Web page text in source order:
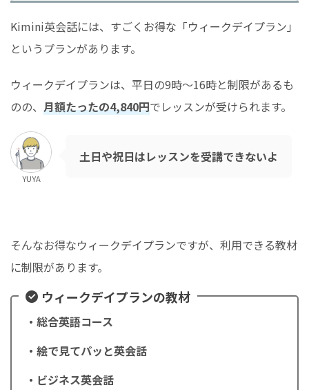
Kimini英会話には、すごくお得な「ウィークデイプラン」
というプランがあります。
ウィークデイプランは、平日の9時〜16時と制限があるも
のの、 月額たったの4,840円でレッスンが受けられます。
YUYA
土日や祝日はレッスンを受講できないよ
そんなお得なウィークデイプランですが、利用できる教材
に制限があります。
ウィークデイプランの教材
・総合英語コース
・絵で見てパッと英会話
・ビジネス英会話